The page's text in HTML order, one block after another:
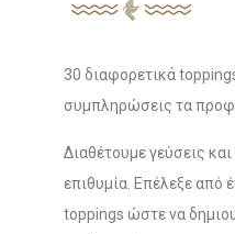
30 διαφορετικά
συμπληρώσεις τα
Διαθέτουμε γεύσεις
επιθυμία. Επέλεξε από
toppings ώστε να